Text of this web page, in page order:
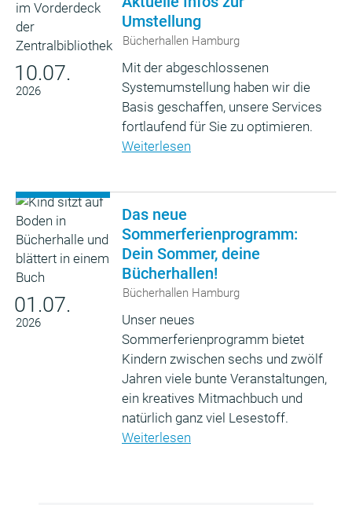
10.07.
2026
Umstellung
Bücherhallen Hamburg
Mit der abgeschlossenen
Systemumstellung haben wir die
Basis geschaffen, unsere Services
fortlaufend für Sie zu optimieren.
Weiterlesen
01.07.
2026
Das neue
Sommerferienprogramm:
Dein Sommer, deine
Bücherhallen!
Bücherhallen Hamburg
Unser neues
Sommerferienprogramm bietet
Kindern zwischen sechs und zwölf
Jahren viele bunte Veranstaltungen,
ein kreatives Mitmachbuch und
natürlich ganz viel Lesestoff.
Weiterlesen